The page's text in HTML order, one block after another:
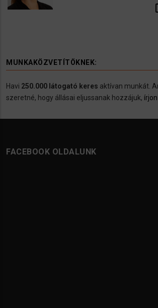
MUNKAKÖZVETÍTÖKNEK:
Havi 250.000 látogató keres aktívan munkát.
szeretné, hogy állásai eljussanak hozzájuk,
FACEBOOK OLDALUNK